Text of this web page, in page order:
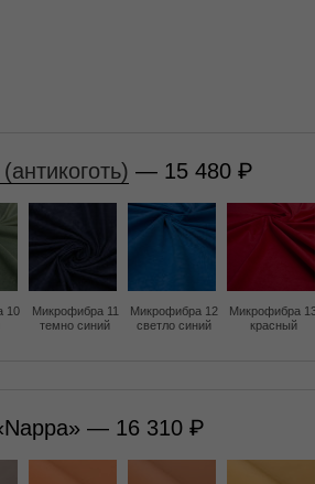
— 15 480
10
Микрофибра 11
темно синий
Микрофибра 12
светло синий
Микрофибра
красный
— 16 310